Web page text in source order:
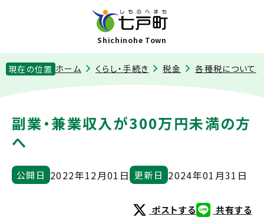
Shichinohe Town
現在の位置 ホーム くらし・手続き 税金 各種税について
副業・兼業収入が300万円未満の方
へ
公開日 2022年12月01日 更新日 2024年01月31日
ポストする 共有する